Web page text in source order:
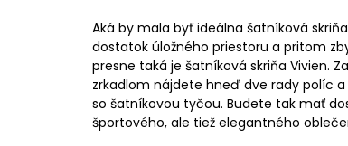
Aká by mala byť ideálna šatníková
dostatok úložného priestoru a pritom
presne taká je šatníková skriňa Vivien.
zrkadlom nájdete hneď dve rady políc
so šatníkovou tyčou. Budete tak mať
športového, ale tiež elegantného